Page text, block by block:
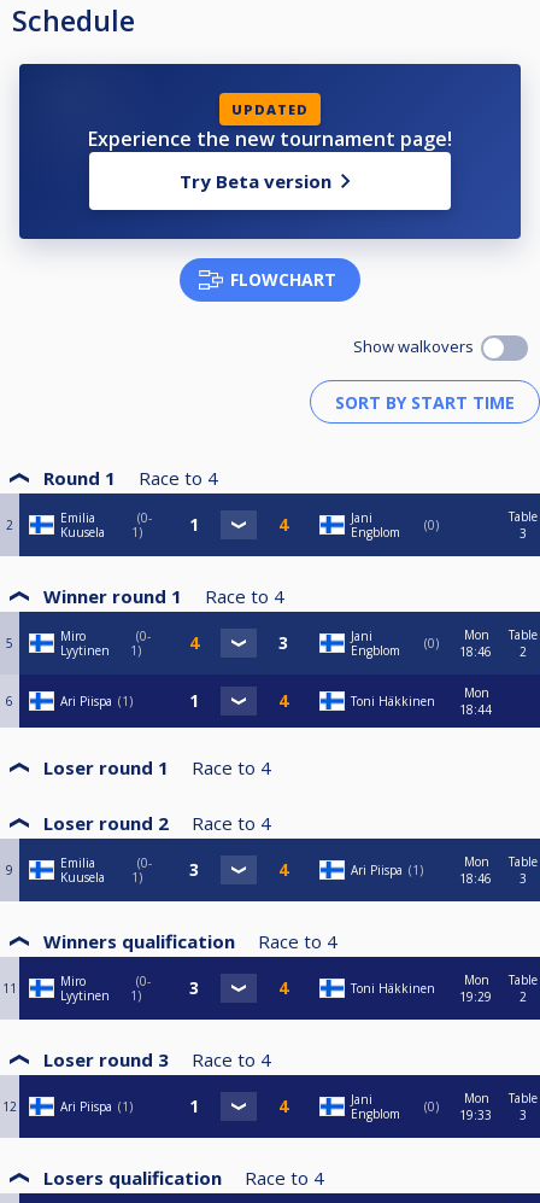
Schedule
UPDATED
Experience the new tournament page!
Try Beta version
FLOWCHART
Show walkovers
Round 1 Race to 4
2
Emilia
Kuusela
0-
1
Jani
Engblom
0
Table
3
Winner round 1 Race to 4
5
Miro
Lyytinen
0-
1
Jani
Engblom
0
Mon
18:46
Table
2
6 Ari Piispa 1 Toni Häkkinen
Mon
18:44
Loser round 1 Race to 4
Loser round 2 Race to 4
9
Emilia
Kuusela
0-
1
Ari Piispa 1
Mon
18:46
Table
3
Winners qualification Race to 4
11
Miro
Lyytinen
0-
1
Toni Häkkinen
Mon
19:29
Table
2
Loser round 3 Race to 4
12 Ari Piispa 1
Jani
Engblom
0
Mon
19:33
Table
3
Losers qualification Race to 4